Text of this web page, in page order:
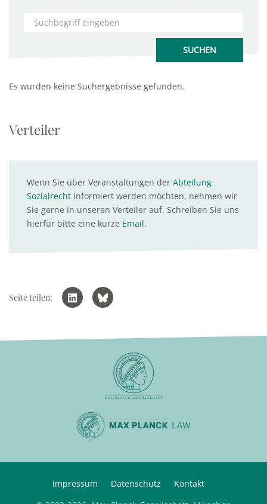
Es wurden keine Suchergebnisse gefunden.
Verteiler
Wenn Sie über Veranstaltungen der Abteilung
Sozialrecht informiert werden möchten, nehmen wir
Sie gerne in unseren Verteiler auf. Schreiben Sie uns
hierfür bitte eine kurze Email.
Seite teilen:
Impressum Datenschutz
Kontakt